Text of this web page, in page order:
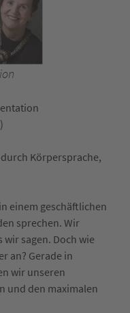
Körpersprache,
einem geschäftlichen
sprechen. Wir
sagen. Doch wie
an? Gerade in
wir unseren
und den maximalen